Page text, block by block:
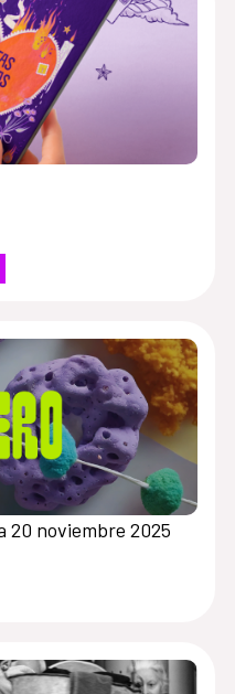
20 noviembre 2025